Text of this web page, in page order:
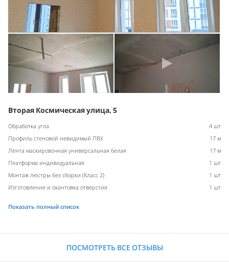
Вторая Космическая улица, 5
Обработка угла
4 шт
Профиль стеновой невидимый ПВХ
17 м
Лента маскировочная универсальная белая
17 м
Платформа индивидуальная
1 шт
Монтаж люстры без сборки (Класс 2)
1 шт
Изготовление и окантовка отверстия
1 шт
Показать полный список
ПОСМОТРЕТЬ ВСЕ ОТЗЫВЫ